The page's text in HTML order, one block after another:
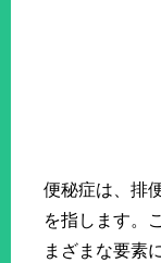
便秘症は、排
を指します。
まざまな要素